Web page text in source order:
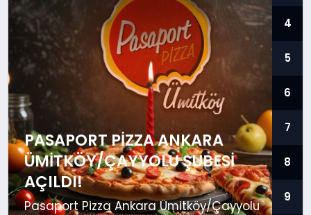
MAGAZIN
SAĞLIK
EĞITIM
DÜNYA
PASAPORT PIZZA ANKARA
ÜMITKÖY/ÇAYYOLU ŞUBESI
AÇILDI!
Pasaport Pizza Ankara Ümitköy/Çayyolu
4
5
6
7
8
9